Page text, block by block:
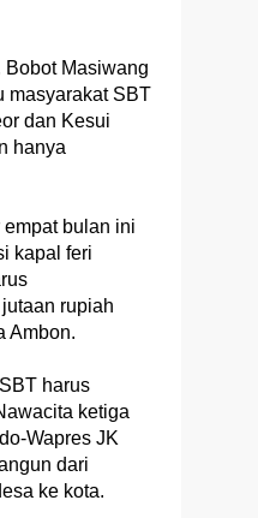
Bobot Masiwang
masyarakat SBT
dan Kesui
hanya
bulan ini
kapal feri
rupiah
Ambon.
harus
ketiga
Wapres JK
dari
ke kota.